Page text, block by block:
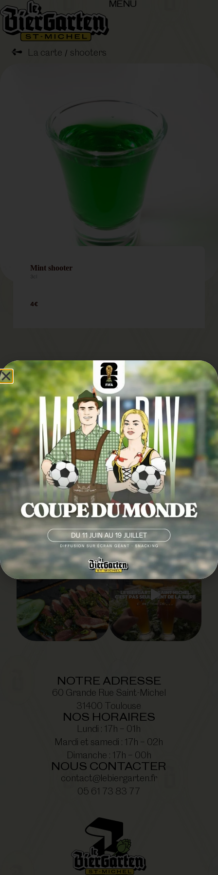
MENU
➺ La carte / shooters
Mint shooter
3cl
4€
SUIVEZ-NOUS EN
IMAGE
@LEBIERGARTENSAINTMICHEL
NOTRE ADRESSE
60 Grande Rue Saint-Michel
31400 Toulouse
NOS HORAIRES
Lundi : 17h – 01h
Mardi et samedi : 17h – 02h
Dimanche : 17h – 00h
NOUS CONTACTER
contact@lebiergarten.fr
05 61 73 83 77